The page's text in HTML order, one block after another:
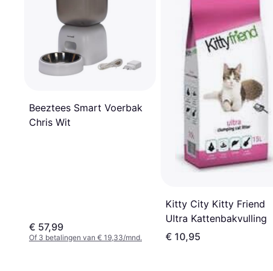
Beeztees Smart Voerbak
Chris Wit
€ 57,99
Of 3 betalingen van € 19,33/mnd.
Kitty City Kitty Friend
Ultra Kattenbakvulling
€ 10,95